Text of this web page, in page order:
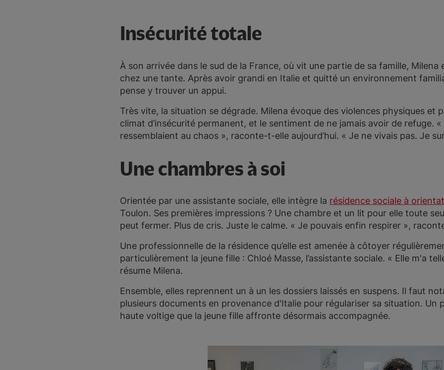
Insécurité totale
À son arrivée dans le sud de la France, où vit une partie de sa famille, Milena
chez une tante. Après avoir grandi en Italie et quitté un environnement
pense y trouver un appui.
Très vite, la situation se dégrade. Milena évoque des violences physiques et
climat d’insécurité permanent, et le sentiment de ne jamais avoir de refuge.
ressemblaient au chaos », raconte-t-elle aujourd’hui. « Je ne vivais pas. Je
Une chambres à soi
Orientée par une assistante sociale, elle intègre la résidence sociale à
Toulon. Ses premières impressions ? Une chambre et un lit pour elle toute
peut fermer. Plus de cris. Juste le calme. « Je pouvais enfin respirer »,
Une professionnelle de la résidence qu’elle est amenée à côtoyer
particulièrement la jeune fille : Chloé Masse, l’assistante sociale. « Elle m'a
résume Milena.
Ensemble, elles reprennent un à un les dossiers laissés en suspens. Il faut
plusieurs documents en provenance d'Italie pour régulariser sa situation. Un
haute voltige que la jeune fille affronte désormais accompagnée.